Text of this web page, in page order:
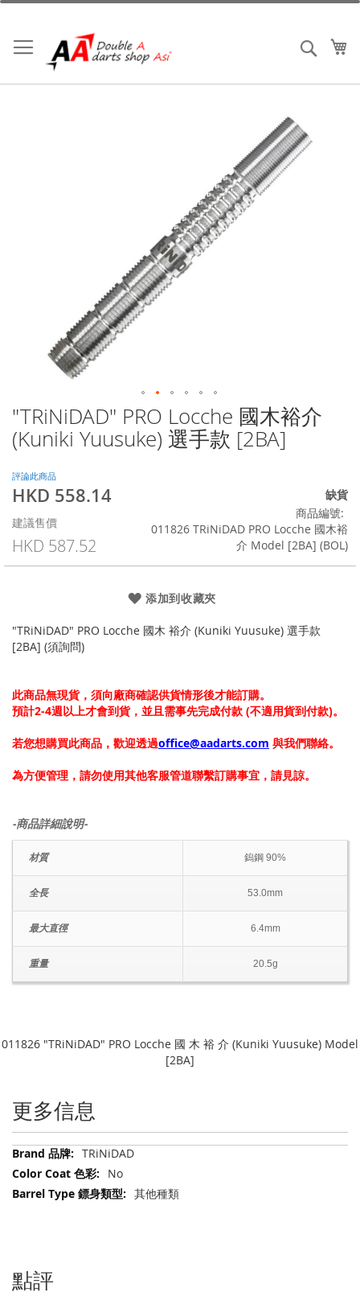
跳
內
容
搜索
"TRiNiDAD" PRO Locche 國木裕介
(Kuniki Yuusuke) 選手款 [2BA]
評論此商品
特
價
格
HKD 558.14
建議售價
HKD 587.52
缺貨
商品編號
011826 TRiNiDAD PRO Locche 國木裕
介 Model [2BA] (BOL)
添加到收藏夾
"TRiNiDAD" PRO Locche 國木 裕介 (Kuniki Yuusuke) 選手款
[2BA] (須詢問)
此商品無現貨，須向廠商確認供貨情形後才能訂購。
預計2-4週以上才會到貨，並且需事先完成付款 (不適用貨到付款)。
若您想購買此商品，歡迎透過office@aadarts.com 與我們聯絡。
為方便管理，請勿使用其他客服管道聯繫訂購事宜，請見諒。
-商品詳細說明-
材質 鎢鋼 90%
全長 53.0mm
最大直徑 6.4mm
重量 20.5g
Skip
to
the
of
the
gallery
011826 "TRiNiDAD" PRO Locche 國 木 裕 介 (Kuniki Yuusuke) Model
[2BA]
更多信息
更
多
息
TRiNiDAD
No
其他種類
點評